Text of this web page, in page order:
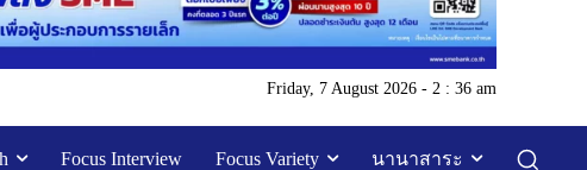
Friday, 7 August 2026 - 2 : 36 am
Focus Interview Focus Variety นานาสาระ